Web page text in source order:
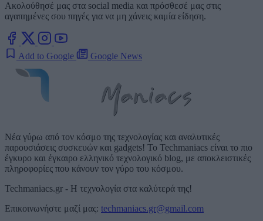
Ακολούθησέ μας στα social media και πρόσθεσέ μας στις
αγαπημένες σου πηγές για να μη χάνεις καμία είδηση.
Add to Google Google News
Νέα γύρω από τον κόσμο της τεχνολογίας και αναλυτικές
παρουσιάσεις συσκευών και gadgets! Το Techmaniacs είναι το πιο
έγκυρο και έγκαιρο ελληνικό τεχνολογικό blog, με αποκλειστικές
πληροφορίες που κάνουν τον γύρο του κόσμου.
Techmaniacs.gr - Η τεχνολογία στα καλύτερά της!
Επικοινωνήστε μαζί μας: techmaniacs.gr@gmail.com